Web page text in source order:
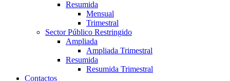
Resumida
Mensual
Trimestral
Sector Público Restringido
Ampliada
Ampliada Trimestral
Resumida
Resumida Trimestral
Contactos